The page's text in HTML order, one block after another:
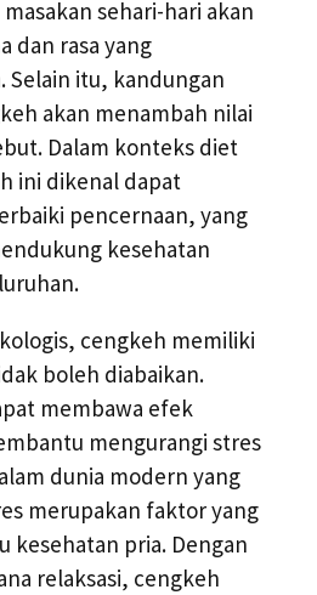
sehari-hari akan
dan rasa yang
Selain itu, kandungan
akan menambah nilai
Dalam konteks diet
ini dikenal dapat
pencernaan, yang
kesehatan
cengkeh memiliki
boleh diabaikan.
membawa efek
mengurangi stres
dunia modern yang
merupakan faktor yang
kesehatan pria. Dengan
relaksasi, cengkeh